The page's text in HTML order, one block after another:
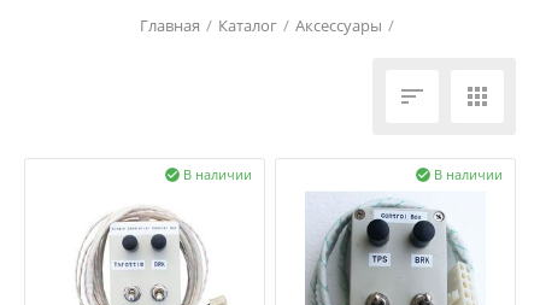
Главная / Каталог / Аксессуары /
 
В наличии
 В наличии
